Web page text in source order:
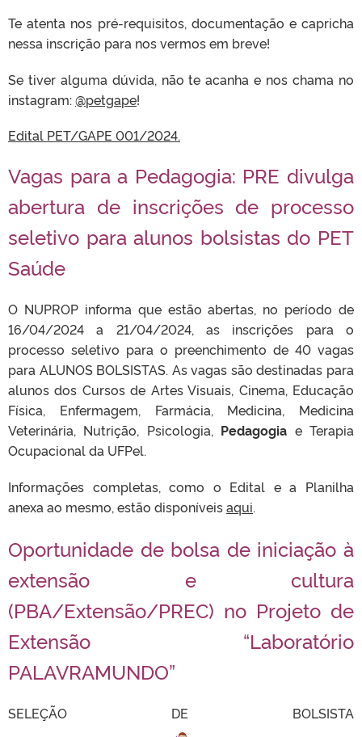
Te atenta nos pré-requisitos, documentação e capricha
nessa inscrição para nos vermos em breve!
Se tiver alguma dúvida, não te acanha e nos chama no
instagram:@petgape!
Edital PET/GAPE 001/2024.
Vagas para a Pedagogia: PRE divulga
abertura de inscrições de processo
seletivo para alunos bolsistas do PET
Saúde
O NUPROP informa que estão abertas, no período de
16/04/2024 a 21/04/2024, as inscrições para o
processo seletivo para o preenchimento de 40 vagas
para ALUNOS BOLSISTAS. As vagas são destinadas para
alunos dos Cursos de Artes Visuais, Cinema, Educação
Física, Enfermagem, Farmácia, Medicina, Medicina
Veterinária, Nutrição, Psicologia, Pedagogia e Terapia
Ocupacional da UFPel.
Informações completas, como o Edital e a Planilha
anexa ao mesmo, estão disponíveisaqui.
Oportunidade de bolsa de iniciação à
extensão e cultura
(PBA/Extensão/PREC) no Projeto de
Extensão “Laboratório
PALAVRAMUNDO”
SELEÇÃO DE BOLSISTA